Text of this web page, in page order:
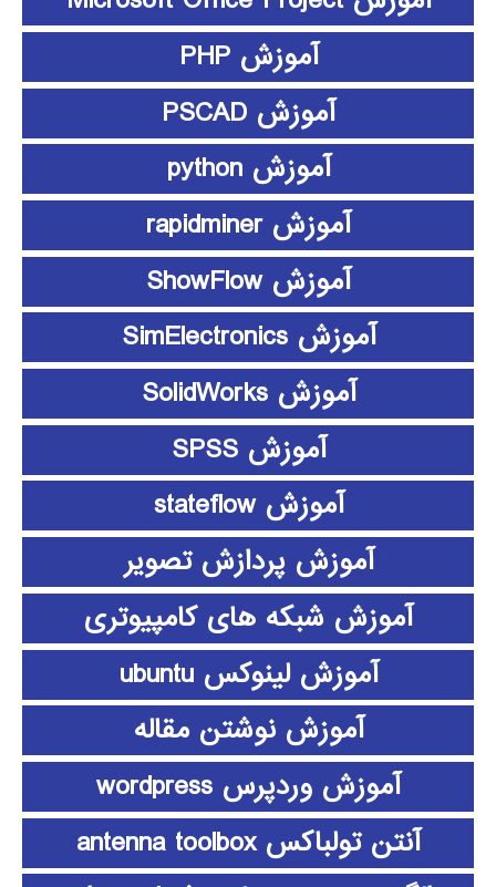
آموزش PHP
آموزش PSCAD
آموزش python
آموزش rapidminer
آموزش ShowFlow
آموزش SimElectronics
آموزش SolidWorks
آموزش SPSS
آموزش stateflow
آموزش پردازش تصویر
آموزش شبکه های کامپیوتری
آموزش لینوکس ubuntu
آموزش نوشتن مقاله
آموزش وردپرس wordpress
آنتن تولباکس antenna toolbox